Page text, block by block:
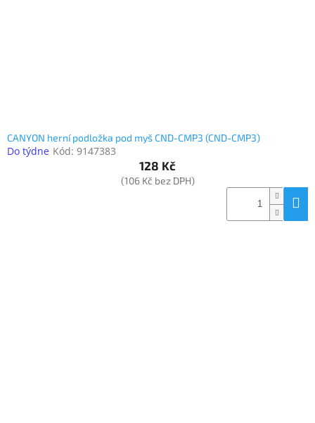
CANYON herní podložka pod myš CND-CMP3 (CND-CMP3)
Do týdne Kód: 9147383
128 Kč
(106 Kč bez DPH)